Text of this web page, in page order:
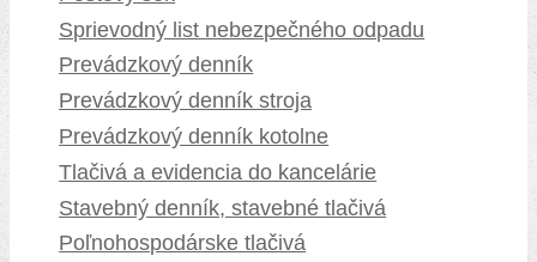
Sprievodný list nebezpečného odpadu
Prevádzkový denník
Prevádzkový denník stroja
Prevádzkový denník kotolne
Tlačivá a evidencia do kancelárie
Stavebný denník, stavebné tlačivá
Poľnohospodárske tlačivá